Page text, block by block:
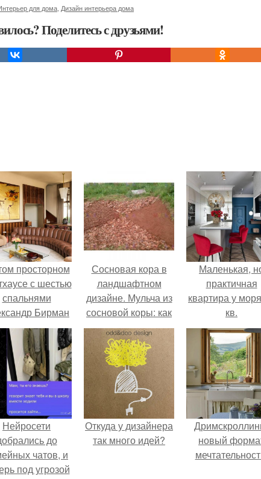
для дома Дизайн интерьера дома
Поделитесь с друзьями!
просторном
с шестью
спальнями
Бирман
со своей
семьей.
Сосновая кора в
ландшафтном
дизайне. Мульча из
сосновой коры: как
сделать, как
применяется, сроки
Маленькая,
практичная
квартира у
кв.
Нейросети
до
чатов, и
под угрозой
Откуда у дизайнера
так много идей?
новый